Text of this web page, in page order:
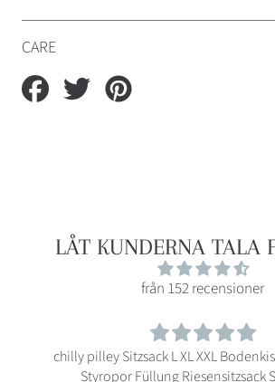
CARE
Auf
Facebook
Auf
Twitter
LÅT KUNDERNA TALA
från 152 recensioner
Rattan-